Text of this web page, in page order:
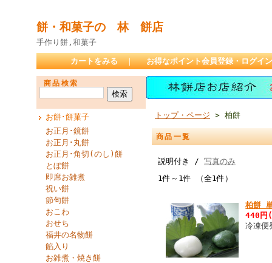
餅・和菓子の 林 餅店
手作り餅,和菓子
カートをみる ｜ お得なポイント会員登録・ログイン
商品検索
お餅･餅菓子
お正月･鏡餅
お正月･丸餅
お正月･角切(のし)餅
とぼ餅
即席お雑煮
祝い餅
節句餅
おこわ
おせち
福井の名物餅
餡入り
お雑煮・焼き餅
トップ・ページ > 柏餅
商品一覧
説明付き / 写真のみ
1件～1件 （全1件）
柏餅
440円
冷凍便